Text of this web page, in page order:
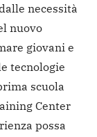
necessità
nuovo
giovani e
tecnologie
scuola
Center
possa